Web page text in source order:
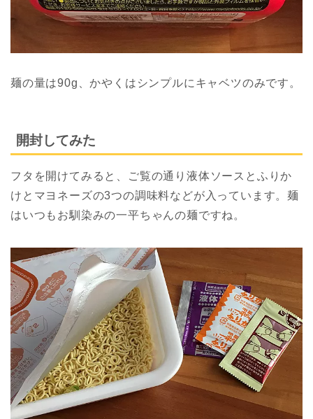
麺の量は90g、かやくはシンプルにキャベツのみです。
開封してみた
フタを開けてみると、ご覧の通り液体ソースとふりか
けとマヨネーズの3つの調味料などが入っています。麺
はいつもお馴染みの一平ちゃんの麺ですね。